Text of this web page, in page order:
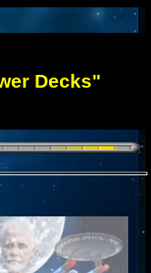
Decks"